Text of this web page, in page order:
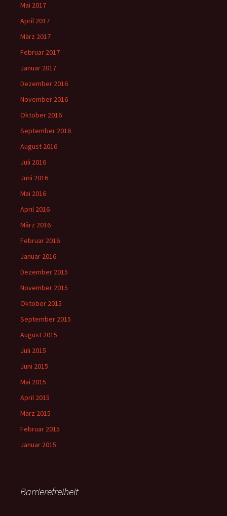
Mai 2017
April 2017
März 2017
Februar 2017
Januar 2017
Dezember 2016
November 2016
Oktober 2016
September 2016
August 2016
Juli 2016
Juni 2016
Mai 2016
April 2016
März 2016
Februar 2016
Januar 2016
Dezember 2015
November 2015
Oktober 2015
September 2015
August 2015
Juli 2015
Juni 2015
Mai 2015
April 2015
März 2015
Februar 2015
Januar 2015
Barrierefreiheit